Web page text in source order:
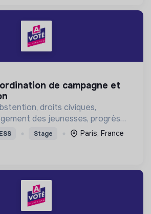
droits civiques,
des jeunesses, progrès
Stage Paris, France